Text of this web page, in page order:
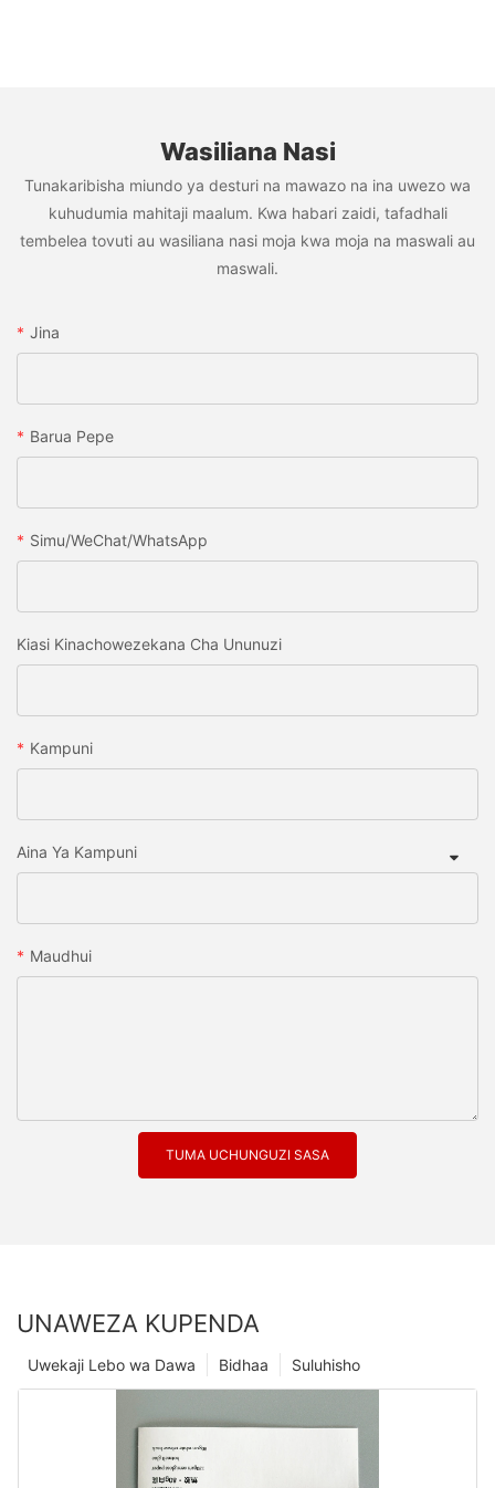
Wasiliana Nasi
Tunakaribisha miundo ya desturi na mawazo na ina uwezo wa
kuhudumia mahitaji maalum. Kwa habari zaidi, tafadhali
tembelea tovuti au wasiliana nasi moja kwa moja na maswali au
maswali.
Jina
Barua Pepe
Simu/WeChat/WhatsApp
Kiasi Kinachowezekana Cha Ununuzi
Kampuni
Aina Ya Kampuni
Maudhui
TUMA UCHUNGUZI SASA
UNAWEZA KUPENDA
Suluhisho
Bidhaa
Uwekaji Lebo wa Dawa